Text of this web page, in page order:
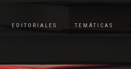
EDITORIALES TEMÁTICAS